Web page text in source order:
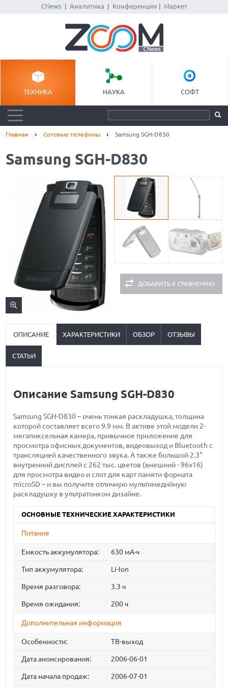
CNews| Аналитика Конференции Маркет
ТЕХНИКА НАУКА СОФТ
Главная Сотовые телефоны Samsung SGH-D830
Samsung SGH-D830
ДОБАВИТЬ К СРАВНЕНИЮ
ОПИСАНИЕ ХАРАКТЕРИСТИКИ ОБЗОР ОТЗЫВЫ
СТАТЬИ
Описание Samsung SGH-D830
Samsung SGH-D830 – очень тонкая раскладушка, толщина
которой составляет всего 9.9 мм. В активе этой модели 2-
мегапиксельная камера, привычное приложение для
просмотра офисных документов, видеовыход и Bluetooth с
трансляцией качественного звука. А также большой 2.3"
внутренний дисплей с 262 тыс. цветов (внешний - 96x16)
для просмотра видео и слот для карт памяти формата
microSD – и вы получите отличную мультимедийную
раскладушку в ультратонком дизайне.
ОСНОВНЫЕ ТЕХНИЧЕСКИЕ ХАРАКТЕРИСТИКИ
Питание
Емкость аккумулятора: 630 мА·ч
Тип аккумулятора: Li-Ion
Время разговора: 3.3 ч
Время ожидания: 200 ч
Дополнительная информация
Особенности: ТВ-выход
Дата анонсирования: 2006-06-01
Дата начала продаж: 2006-07-01